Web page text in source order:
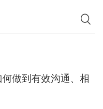
做到有效沟通、相